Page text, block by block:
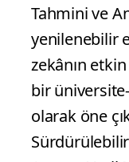
Tahmini ve
yenilenebilir
zekânın
bir
olarak öne